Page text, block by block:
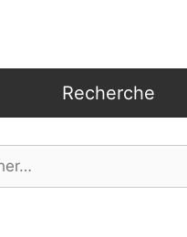
Recherche